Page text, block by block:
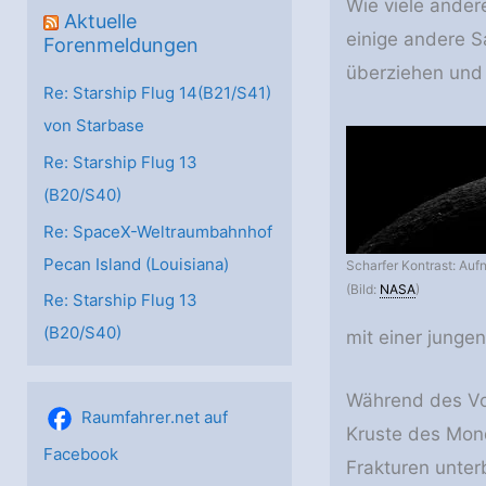
Aktuelle
Forenmeldungen
Re: Starship Flug 14(B21/S41)
von Starbase
Re: Starship Flug 13
(B20/S40)
Re: SpaceX-Weltraumbahnhof
Pecan Island (Louisiana)
Re: Starship Flug 13
(B20/S40)
Raumfahrer.net auf
Facebook
Wie viele
einige andere
überziehen
Scharfer Kontrast:
(Bild: NASA)
mit einer
Während des
Kruste des
Frakturen